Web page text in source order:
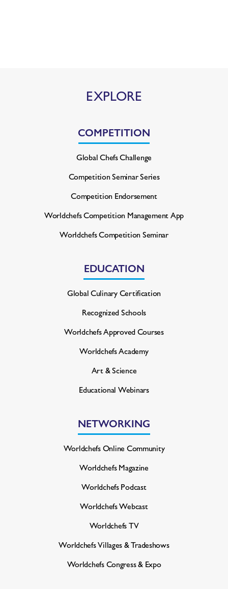
EXPLORE
COMPETITION
Global Chefs Challenge
Competition Seminar Series
Competition Endorsement
Worldchefs Competition Management App
Worldchefs Competition Seminar
EDUCATION
Global Culinary Certification
Recognized Schools
Worldchefs Approved Courses
Worldchefs Academy
Art & Science
Educational Webinars
NETWORKING
Worldchefs Online Community
Worldchefs Magazine
Worldchefs Podcast
Worldchefs Webcast
Worldchefs TV
Worldchefs Villages & Tradeshows
Worldchefs Congress & Expo